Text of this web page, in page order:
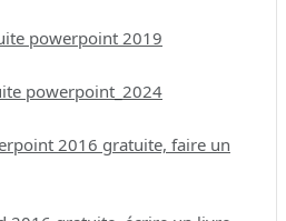
powerpoint 2019
powerpoint_2024
2016 gratuite, faire un